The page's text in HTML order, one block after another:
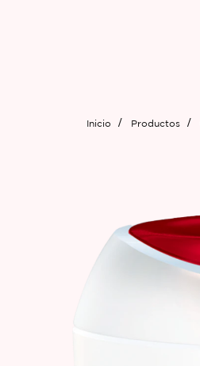
Inicio Productos